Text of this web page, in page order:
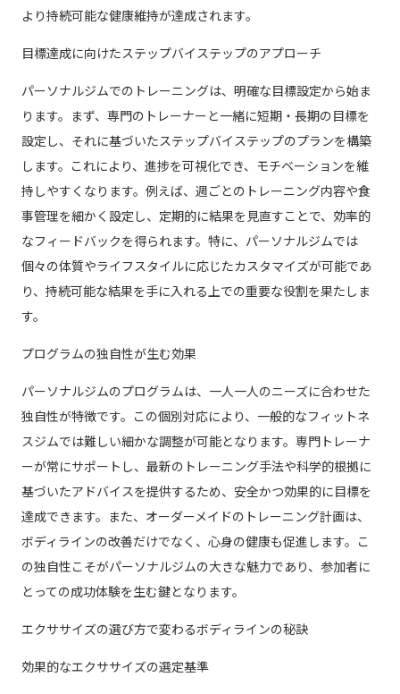
より持続可能な健康維持が達成されます。
目標達成に向けたステップバイステップのアプローチ
パーソナルジムでのトレーニングは、明確な目標設定から始ま
ります。まず、専門のトレーナーと一緒に短期・長期の目標を
設定し、それに基づいたステップバイステップのプランを構築
します。これにより、進捗を可視化でき、モチベーションを維
持しやすくなります。例えば、週ごとのトレーニング内容や食
事管理を細かく設定し、定期的に結果を見直すことで、効率的
なフィードバックを得られます。特に、パーソナルジムでは
個々の体質やライフスタイルに応じたカスタマイズが可能であ
り、持続可能な結果を手に入れる上での重要な役割を果たしま
す。
プログラムの独自性が生む効果
パーソナルジムのプログラムは、一人一人のニーズに合わせた
独自性が特徴です。この個別対応により、一般的なフィットネ
スジムでは難しい細かな調整が可能となります。専門トレーナ
ーが常にサポートし、最新のトレーニング手法や科学的根拠に
基づいたアドバイスを提供するため、安全かつ効果的に目標を
達成できます。また、オーダーメイドのトレーニング計画は、
ボディラインの改善だけでなく、心身の健康も促進します。こ
の独自性こそがパーソナルジムの大きな魅力であり、参加者に
とっての成功体験を生む鍵となります。
エクササイズの選び方で変わるボディラインの秘訣
効果的なエクササイズの選定基準